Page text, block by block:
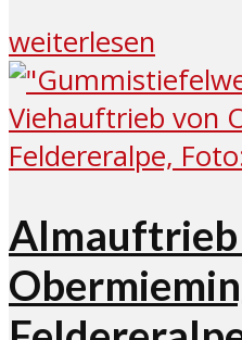
weiterlesen
Almauftrieb